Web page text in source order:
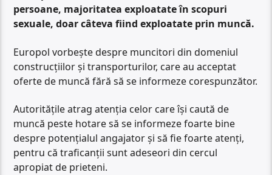
persoane, majoritatea exploatate în scopuri
sexuale, doar câteva fiind exploatate prin muncă.
Europol vorbește despre muncitori din domeniul
construcțiilor și transporturilor, care au acceptat
oferte de muncă fără să se informeze corespunzător.
Autoritățile atrag atenția celor care își caută de
muncă peste hotare să se informeze foarte bine
despre potențialul angajator și să fie foarte atenți,
pentru că traficanții sunt adeseori din cercul
apropiat de prieteni.